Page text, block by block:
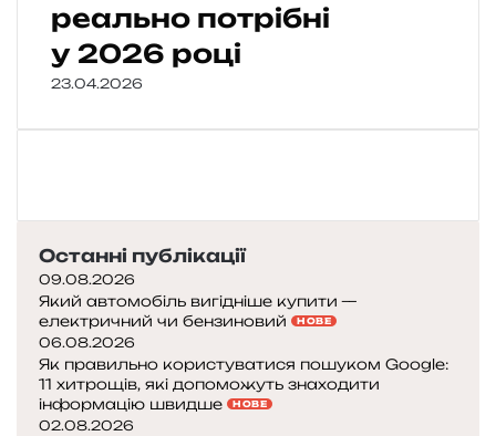
реально потрібні
у 2026 році
23.04.2026
Останні публікації
09.08.2026
Який автомобіль вигідніше купити —
електричний чи бензиновий
НОВЕ
06.08.2026
Як правильно користуватися пошуком Google:
11 хитрощів, які допоможуть знаходити
інформацію швидше
НОВЕ
02.08.2026